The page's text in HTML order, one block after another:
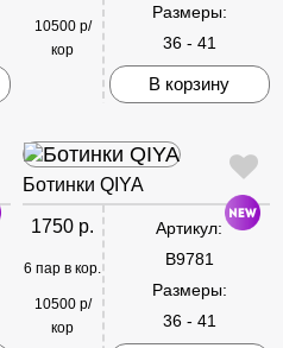
10500 р/
кор
Размеры:
36 - 41
В корзину
Ботинки QIYA
1750 р.
6 пар в кор.
10500 р/
кор
Артикул:
B9781
Размеры:
36 - 41